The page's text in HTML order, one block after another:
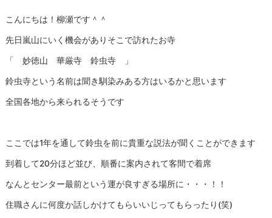
こんにちは！柳瀬です＾＾
先日嵐山にいく機会がありそこで訪れたお寺
「 妙徳山 華厳寺 鈴虫寺 」
鈴虫寺という名前は聞き馴染みある方はいるかと思います
全国各地から来られるそうです
ここでは1年を通して鈴虫を前に貴重な説法が聞くことができます
到着して20分ほど並び、順番に案内されて客間で着席
なんとセンター最前という運が良すぎる場所に・・・！！
住職さんに何度か話しかけてもらいいじってもらったり(笑)